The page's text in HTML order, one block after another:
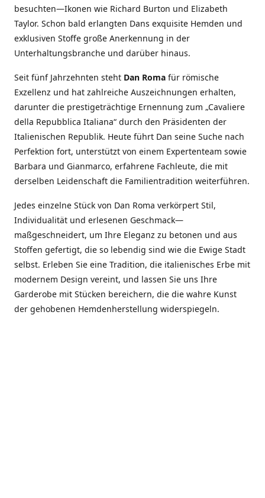
besuchten—Ikonen wie Richard Burton und Elizabeth
Taylor. Schon bald erlangten Dans exquisite Hemden und
exklusiven Stoffe große Anerkennung in der
Unterhaltungsbranche und darüber hinaus.
Seit fünf Jahrzehnten steht Dan Roma für römische
Exzellenz und hat zahlreiche Auszeichnungen erhalten,
darunter die prestigeträchtige Ernennung zum „Cavaliere
della Repubblica Italiana“ durch den Präsidenten der
Italienischen Republik. Heute führt Dan seine Suche nach
Perfektion fort, unterstützt von einem Expertenteam sowie
Barbara und Gianmarco, erfahrene Fachleute, die mit
derselben Leidenschaft die Familientradition weiterführen.
Jedes einzelne Stück von Dan Roma verkörpert Stil,
Individualität und erlesenen Geschmack—
maßgeschneidert, um Ihre Eleganz zu betonen und aus
Stoffen gefertigt, die so lebendig sind wie die Ewige Stadt
selbst. Erleben Sie eine Tradition, die italienisches Erbe mit
modernem Design vereint, und lassen Sie uns Ihre
Garderobe mit Stücken bereichern, die die wahre Kunst
der gehobenen Hemdenherstellung widerspiegeln.